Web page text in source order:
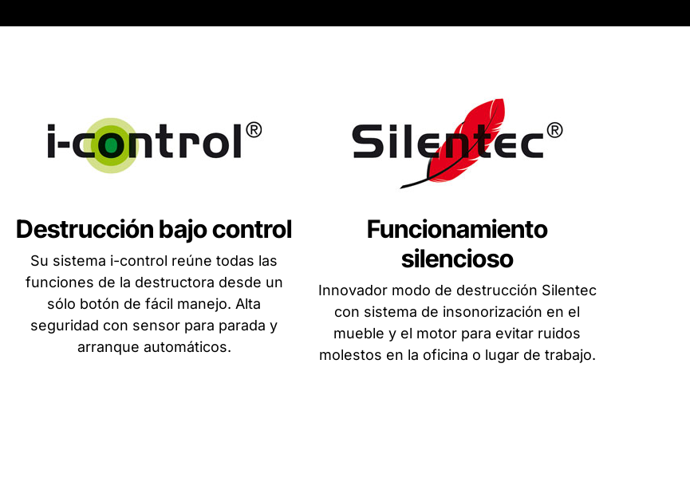
Destrucción bajo control
Su sistema i-control reúne todas las
funciones de la destructora desde un
sólo botón de fácil manejo. Alta
seguridad con sensor para parada y
arranque automáticos.
Funcionamiento
silencioso
Innovador modo de destrucción Silentec
con sistema de insonorización en el
mueble y el motor para evitar ruidos
molestos en la oficina o lugar de trabajo.